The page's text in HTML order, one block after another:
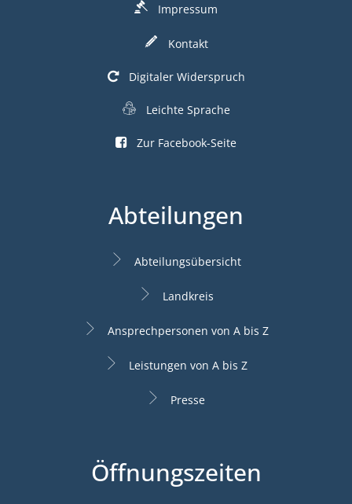
Impressum
Kontakt
Digitaler Widerspruch
Leichte Sprache
Zur Facebook-Seite
Abteilungen
Abteilungsübersicht
Landkreis
Ansprechpersonen von A bis Z
Leistungen von A bis Z
Presse
Öffnungszeiten